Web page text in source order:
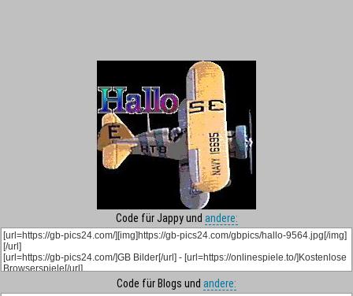
Code für Jappy und andere:
Code für Blogs und andere: